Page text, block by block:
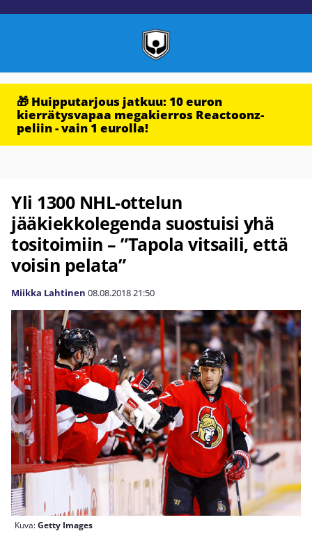
🎁 Huipputarjous jatkuu: 10 euron
kierrätysvapaa megakierros Reactoonz-
peliin - vain 1 eurolla!
Yli 1300 NHL-ottelun
jääkiekkolegenda suostuisi yhä
tositoimiin – ”Tapola vitsaili, että
voisin pelata”
Miikka Lahtinen 08.08.201821:50
Kuva:Getty Images